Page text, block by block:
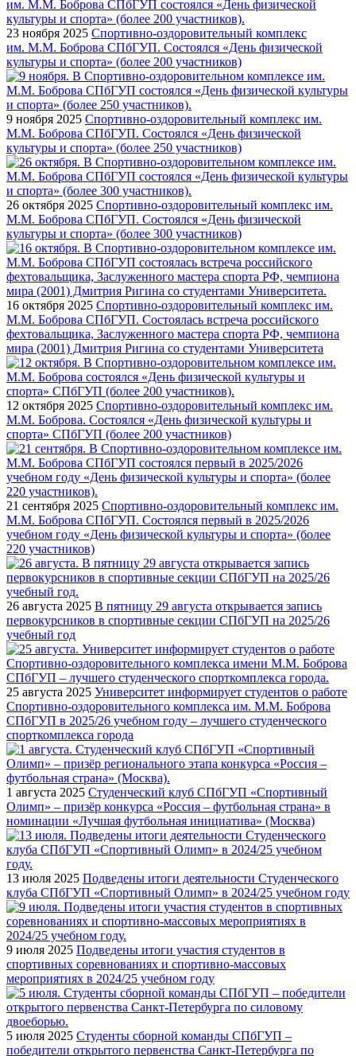
23 ноября 2025 Спортивно-оздоровительный комплекс
им. М.М. Боброва СПбГУП. Состоялся «День физической
культуры и спорта» (более 200 участников)
9 ноября 2025 Спортивно-оздоровительный комплекс им.
М.М. Боброва СПбГУП. Состоялся «День физической
культуры и спорта» (более 250 участников)
26 октября 2025 Спортивно-оздоровительный комплекс им.
М.М. Боброва СПбГУП. Состоялся «День физической
культуры и спорта» (более 300 участников)
16 октября 2025 Спортивно-оздоровительный комплекс им.
М.М. Боброва СПбГУП. Состоялась встреча российского
фехтовальщика, Заслуженного мастера спорта РФ, чемпиона
мира (2001) Дмитрия Ригина со студентами Университета
12 октября 2025 Спортивно-оздоровительный комплекс им.
М.М. Боброва. Состоялся «День физической культуры и
спорта» СПбГУП (более 200 участников)
21 сентября 2025 Спортивно-оздоровительный комплекс им.
М.М. Боброва СПбГУП. Состоялся первый в 2025/2026
учебном году «День физической культуры и спорта» (более
220 участников)
26 августа 2025 В пятницу 29 августа открывается запись
первокурсников в спортивные секции СПбГУП на 2025/26
учебный год
25 августа 2025 Университет информирует студентов о работе
Спортивно-оздоровительного комплекса им. М.М. Боброва
СПбГУП в 2025/26 учебном году – лучшего студенческого
спорткомплекса города
1 августа 2025 Студенческий клуб СПбГУП «Спортивный
Олимп» – призёр конкурса «Россия – футбольная страна» в
номинации «Лучшая футбольная инициатива» (Москва)
13 июля 2025 Подведены итоги деятельности Студенческого
клуба СПбГУП «Спортивный Олимп» в 2024/25 учебном году
9 июля 2025 Подведены итоги участия студентов в
спортивных соревнованиях и спортивно-массовых
мероприятиях в 2024/25 учебном году
5 июля 2025 Студенты сборной команды СПбГУП –
победители открытого первенства Санкт-Петербурга по